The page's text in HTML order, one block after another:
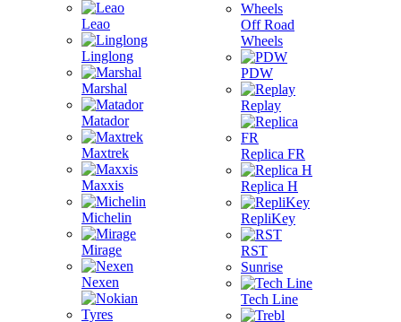
Leao
Linglong
Marshal
Matador
Maxtrek
Maxxis
Michelin
Mirage
Nexen
Off Road
Wheels
PDW
Replay
Replica FR
Replica H
RepliKey
RST
Sunrise
Tech Line